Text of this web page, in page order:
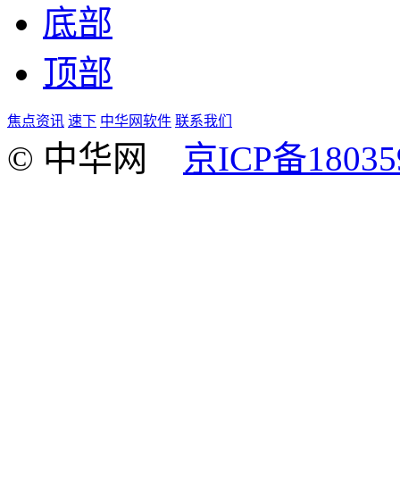
底部
顶部
焦点资讯 速下 中华网软件 联系我们
© 中华网 京ICP备